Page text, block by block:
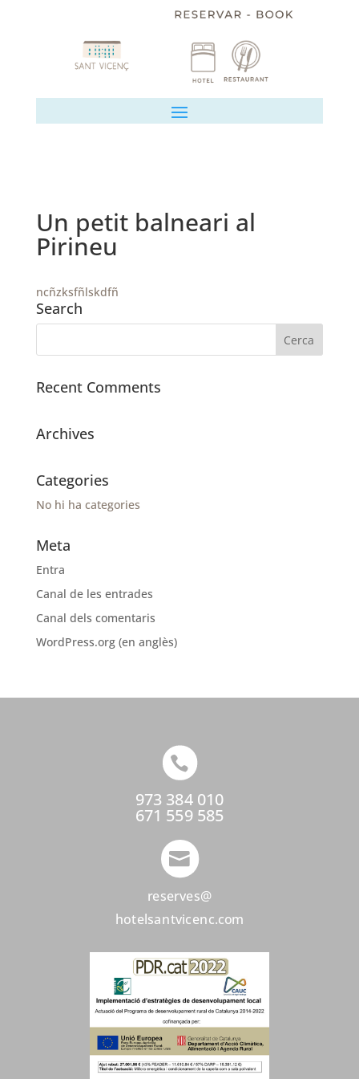
Un petit balneari al
Pirineu
ncñzksfñlskdfñ
Search
Recent Comments
Archives
Categories
No hi ha categories
Meta
Entra
Canal de les entrades
Canal dels comentaris
WordPress.org (en anglès)

973 384 010
671 559 585

reserves@
hotelsantvicenc.com